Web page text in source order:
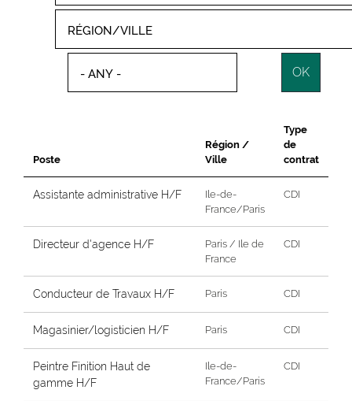
Poste
Région /
Ville
Type
de
contrat
Assistante administrative H/F
Ile-de-
France/Paris
CDI
Directeur d'agence H/F
Paris / Ile de
France
CDI
Conducteur de Travaux H/F Paris CDI
Magasinier/logisticien H/F Paris CDI
Peintre Finition Haut de
gamme H/F
Ile-de-
France/Paris
CDI